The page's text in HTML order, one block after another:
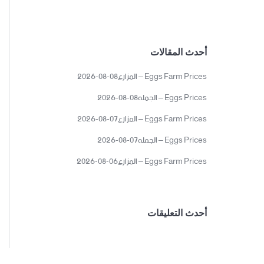
أحدث المقالات
Eggs Farm Prices – المزارع08-08-2026
Eggs Prices – الجمله08-08-2026
Eggs Farm Prices – المزارع07-08-2026
Eggs Prices – الجمله07-08-2026
Eggs Farm Prices – المزارع06-08-2026
أحدث التعليقات